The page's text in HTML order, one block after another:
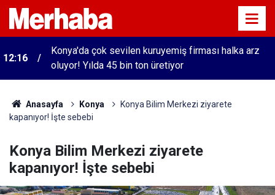
12:16
Konya'da çok sevilen kuruyemiş firması halka arz
oluyor! Yılda 45 bin ton üretiyor
Anasayfa Konya
Konya Bilim Merkezi ziyarete
kapanıyor! İşte sebebi
Konya Bilim Merkezi ziyarete
kapanıyor! İşte sebebi